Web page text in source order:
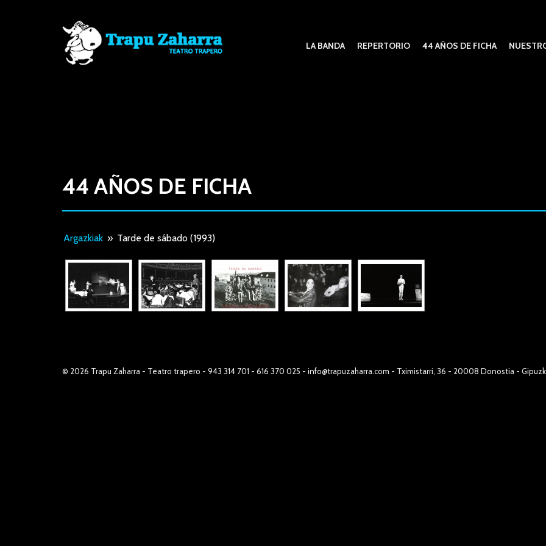
LA BANDA REPERTORIO 44 AÑOS DE FICHA
44 AÑOS DE FICHA
Argazkiak » Tarde de sábado (1993)
© 2026 Trapu Zaharra - Teatro trapero - 943 314 701 - 616 370 025 - info@trapuzaharra.com - Tximistarri, 36 - 20008 Donostia -